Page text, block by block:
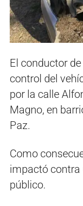
El conductor
control del
por la calle
Magno, en
Paz.
Como
impactó contra
público.